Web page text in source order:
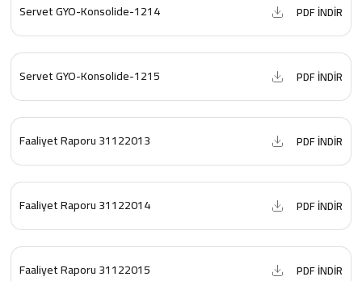
Servet GYO-Konsolide-1214 PDF İNDİR
Servet GYO-Konsolide-1215 PDF İNDİR
Faaliyet Raporu 31122013 PDF İNDİR
Faaliyet Raporu 31122014 PDF İNDİR
Faaliyet Raporu 31122015 PDF İNDİR